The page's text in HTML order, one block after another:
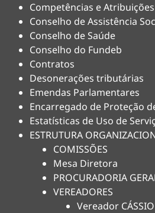
Competências e Atribuições
Conselho de Assistência
Conselho de Saúde
Conselho do Fundeb
Contratos
Desonerações tributárias
Emendas Parlamentares
Encarregado de Proteção
Estatísticas de Uso de
ESTRUTURA
COMISSÕES
Mesa Diretora
PROCURADORIA
VEREADORES
Vereador